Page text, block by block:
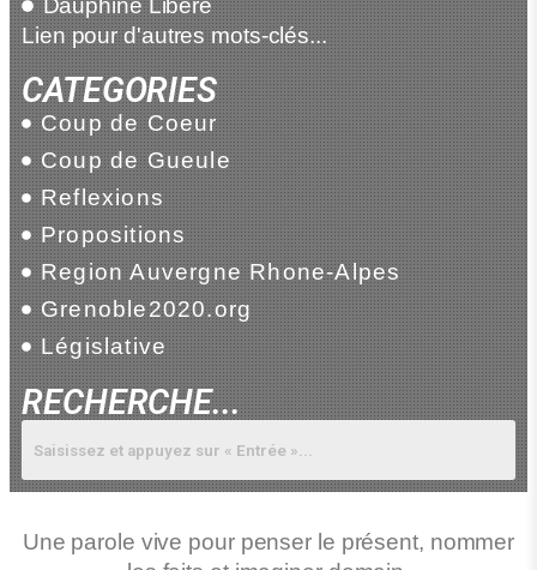
Dauphiné Libéré
Lien pour d'autres mots-clés...
CATEGORIES
Coup de Coeur
Coup de Gueule
Reflexions
Propositions
Region Auvergne Rhone-Alpes
Grenoble2020.org
Législative
RECHERCHE...
Une parole vive pour penser le présent, nommer